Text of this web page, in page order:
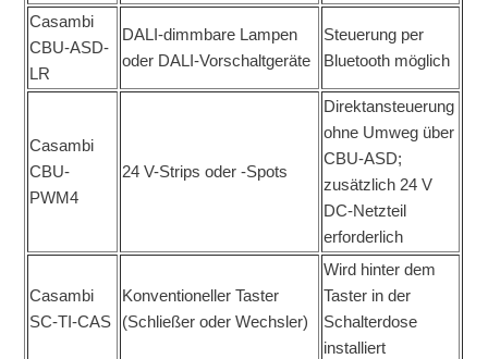
Casambi
CBU-ASD-
LR
DALI-dimmbare Lampen
oder DALI-Vorschaltgeräte
Steuerung per
Bluetooth möglich
Casambi
CBU-
PWM4
24 V-Strips oder -Spots
Direktansteuerung
ohne Umweg über
CBU-ASD;
zusätzlich 24 V
DC-Netzteil
erforderlich
Casambi
SC-TI-CAS
Konventioneller Taster
(Schließer oder Wechsler)
Wird hinter dem
Taster in der
Schalterdose
installiert